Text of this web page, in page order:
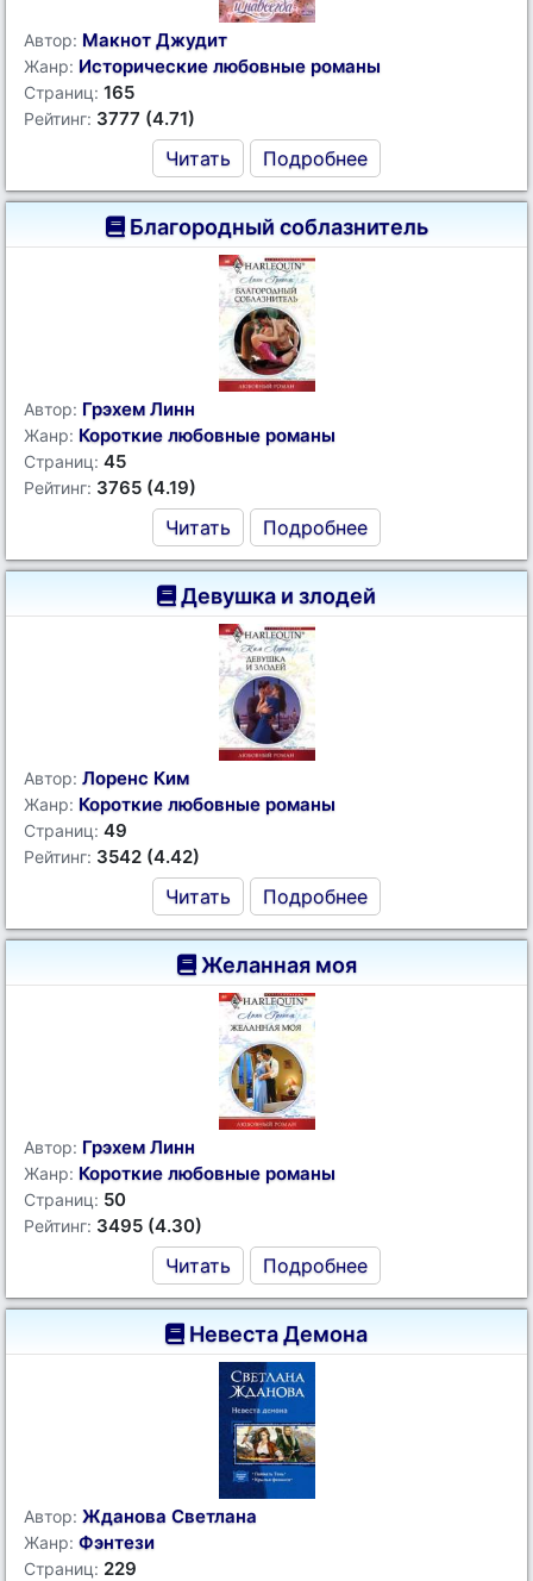
Автор: Макнот Джудит
Жанр: Исторические любовные романы
Страниц: 165
Рейтинг: 3777 (4.71)
Читать Подробнее
Благородный соблазнитель
Автор: Грэхем Линн
Жанр: Короткие любовные романы
Страниц: 45
Рейтинг: 3765 (4.19)
Читать Подробнее
Девушка и злодей
Автор: Лоренс Ким
Жанр: Короткие любовные романы
Страниц: 49
Рейтинг: 3542 (4.42)
Читать Подробнее
Желанная моя
Автор: Грэхем Линн
Жанр: Короткие любовные романы
Страниц: 50
Рейтинг: 3495 (4.30)
Читать Подробнее
Невеста Демона
Автор: Жданова Светлана
Жанр: Фэнтези
Страниц: 229